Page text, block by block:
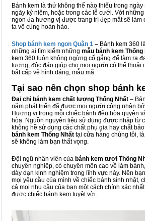
Bánh kem là thứ không thể nào thiếu trong
ngày kỷ niệm, hoặc trong các lễ cưới. Với
ngon đa hương vị được trang trí đẹp mắt sẽ làm
ta vô cùng hoàn hảo.
Shop bánh kem ngon Quận 1 – Bánh kem 360
những ai tìm kiếm những mẫu bánh kem Thống
kem 360 luôn không ngừng cố gắng để làm ra
tượng, độc đáo giúp cho mọi người có thể thoải
bất cấp về hình dáng, mẫu mã.
Tại sao nên chọn shop bánh
Đại chỉ bánh kem chất lượng Thống Nhất –
năm phát triển đã được mọi người công nhận
Hương vị trong mỗi chiếc bánh đều hòa quyện
hòa. Nguồn nguyên liệu sử dụng được nhập từ
không hề sử dụng các chất phụ gia hay chất
bánh kem Thống Nhất tại cửa hàng chúng tôi,
sẽ không làm bạn thất vọng.
Đội ngũ nhân viên của bánh kem tươi Thống
chuyên nghiệp, có chuyên môn cao về làm
dày dạn kinh nghiệm trong lĩnh vực này. Nên
mọi yêu cầu của mình về chiếc bánh sinh nhật,
cả mọi nhu cầu của bạn một cách chính xác
được chiếc bánh kem tuyệt vời.